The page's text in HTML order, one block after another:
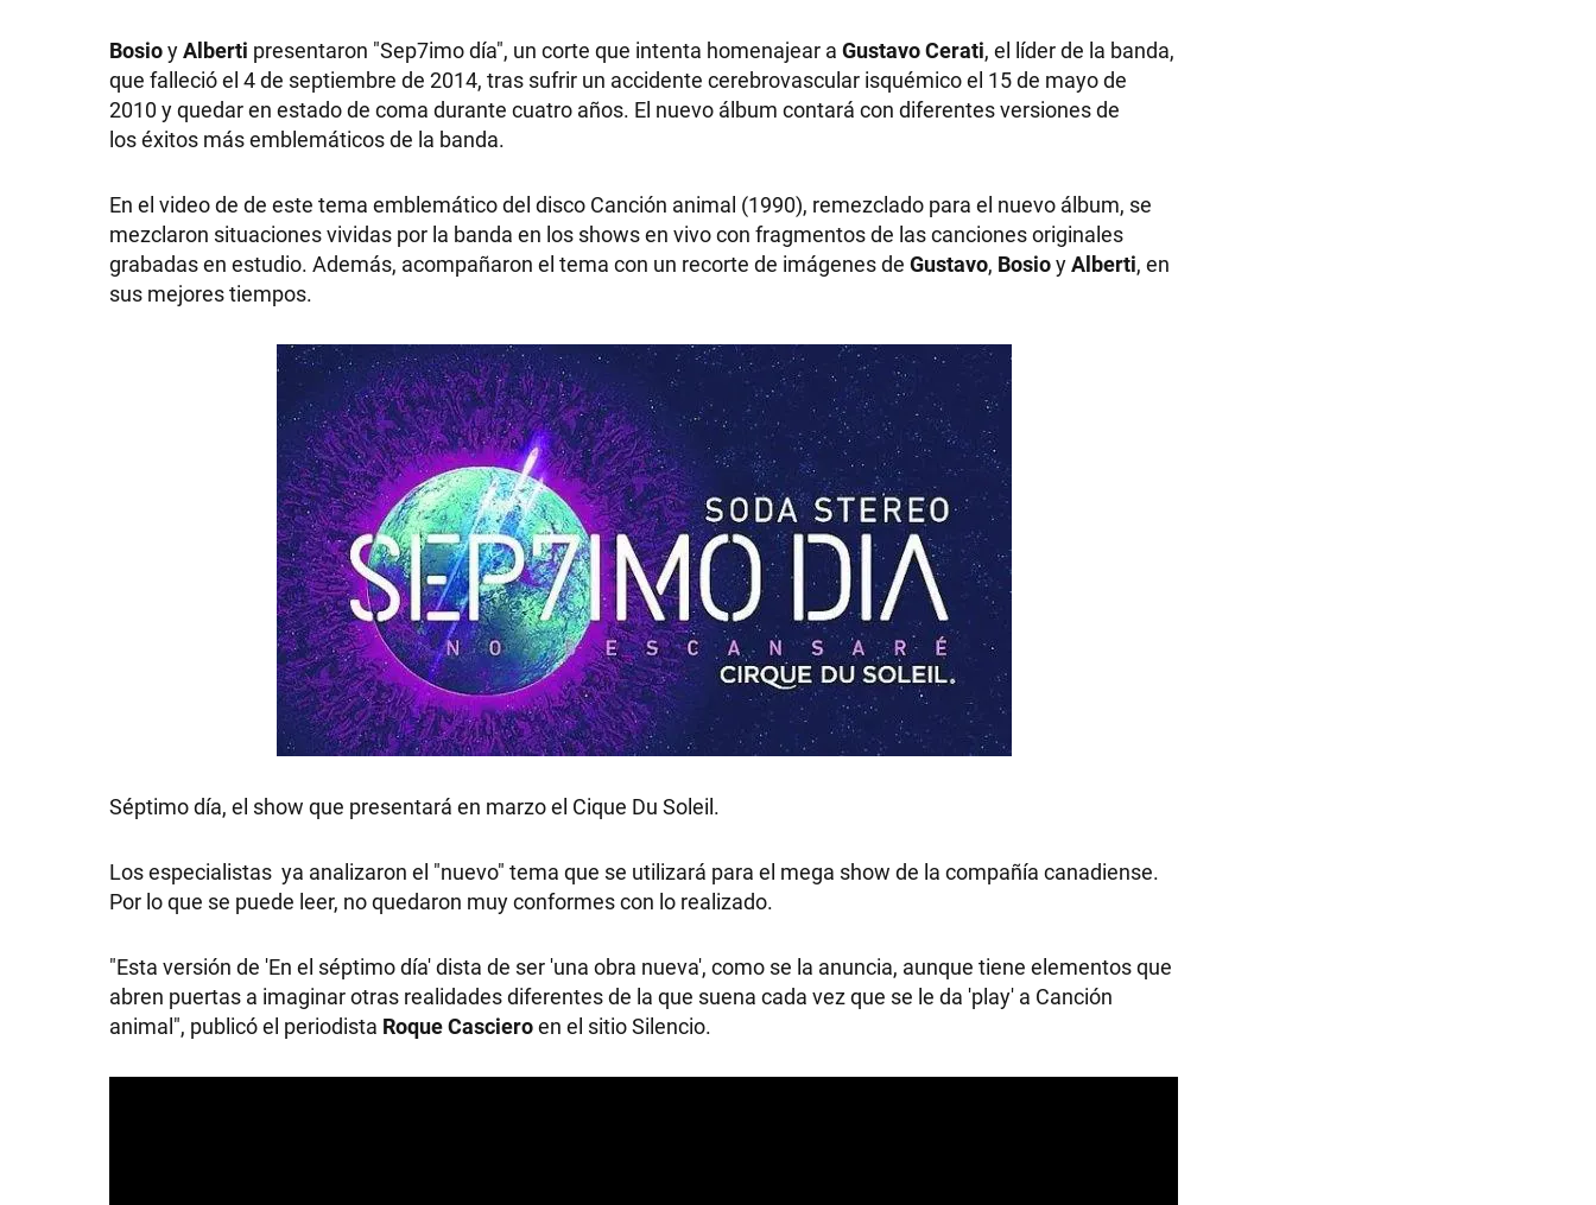
BosioyAlberti presentaron "Sep7imo día", un corte que intenta homenajear a Gustavo Cerati, el líder de la banda,
que falleció el 4 de septiembre de 2014, tras sufrir un accidente cerebrovascular isquémico el 15 de mayo de
2010 y quedar en estado de coma durante cuatro años. El nuevo álbum contará con diferentes versiones de
los éxitos más emblemáticos de la banda.
En el video de de este tema emblemático del disco Canción animal (1990), remezclado para el nuevo álbum, se
mezclaron situaciones vividas por la banda en los shows en vivo con fragmentos de las canciones originales
grabadas en estudio. Además, acompañaron el tema con un recorte de imágenes de Gustavo, BosioyAlberti, en
sus mejores tiempos.
Séptimo día, el show que presentará en marzo el Cique Du Soleil.
Los especialistas ya analizaron el "nuevo" tema que se utilizará para el mega show de la compañía canadiense.
Por lo que se puede leer, no quedaron muy conformes con lo realizado.
"Esta versión de 'En el séptimo día' dista de ser 'una obra nueva', como se la anuncia, aunque tiene elementos que
abren puertas a imaginar otras realidades diferentes de la que suena cada vez que se le da 'play' a Canción
animal", publicó el periodista Roque Cascieroen el sitio Silencio.
SHOW
POLÍTICA
ACTUALIDAD
POLICIALES
ECONOMÍA
HERMANO
SALUD
DEPORTES
TECNOLOGÍA
RECETAS
HORÓSCOPO
Seguinos